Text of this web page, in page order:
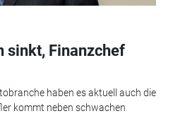
sinkt, Finanzchef
haben es aktuell auch die
kommt neben schwachen